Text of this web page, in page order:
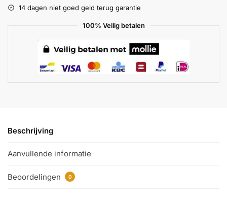
14 dagen niet goed geld terug garantie
100% Veilig betalen
Beschrijving
Aanvullende informatie
Beoordelingen 0